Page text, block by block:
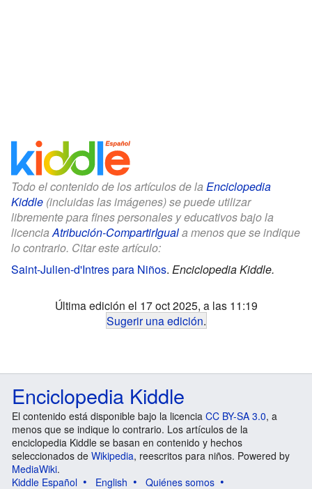
Todo el contenido de los artículos de la Enciclopedia
Kiddle (incluidas las imágenes) se puede utilizar
libremente para fines personales y educativos bajo la
licenciaAtribución-CompartirIguala menos que se indique
lo contrario. Citar este artículo:
Saint-Julien-d'Intres para Niños. Enciclopedia Kiddle.
Última edición el 17 oct 2025, a las 11:19
Sugerir una edición.
Enciclopedia Kiddle
El contenido está disponible bajo la licencia CC BY-SA 3.0, a
menos que se indique lo contrario. Los artículos de la
enciclopedia Kiddle se basan en contenido y hechos
seleccionados de Wikipedia, reescritos para niños. Powered by
MediaWiki.
Kiddle Español
English
Quiénes somos